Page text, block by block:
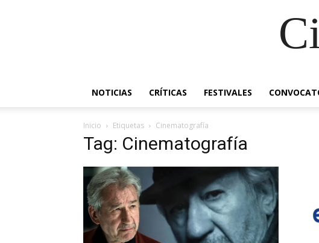
NOTICIAS CRÍTICAS FESTIVALES
Inicio Etiquetas Cinematografía
Tag: Cinematografía